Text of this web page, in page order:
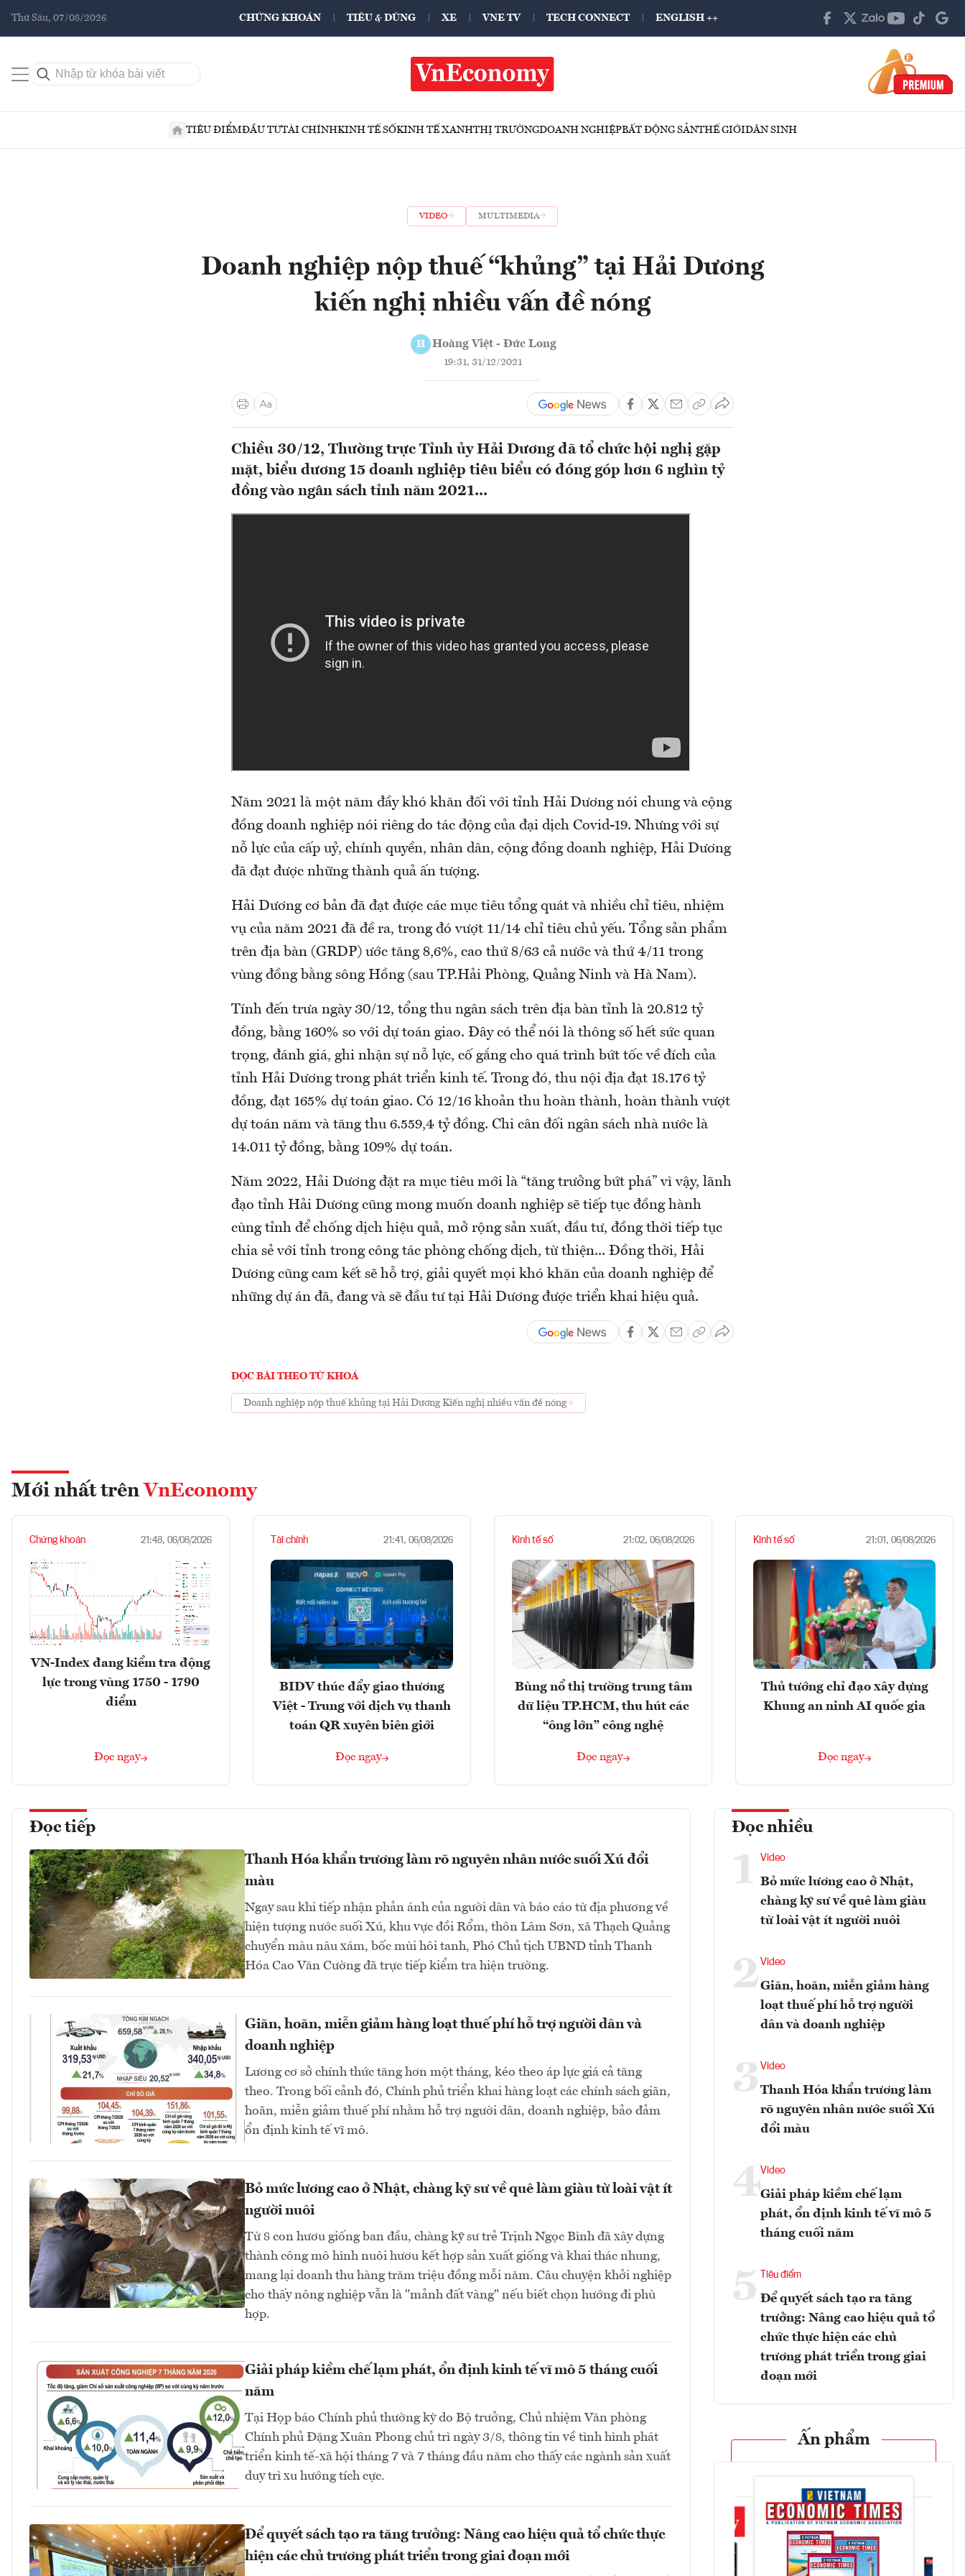
Thứ Sáu, 07/08/2026 CHỨNG KHOÁN TIÊU & DÙNG XE VNE TV TECH CONNECT ENGLISH ++
TIÊU ĐIỂMĐẦU TƯTÀI CHÍNHKINH TẾ SỐKINH TẾ XANHTHỊ TRƯỜNGDOANH NGHIỆPBẤT ĐỘNG SẢNTHẾ GIỚIDÂN SINH
VIDEO MULTIMEDIA
Doanh nghiệp nộp thuế “khủng” tại Hải Dương
kiến nghị nhiều vấn đề nóng
H Hoàng Việt - Đức Long
19:31, 31/12/2021
Chiều 30/12, Thường trực Tỉnh ủy Hải Dương đã tổ chức hội nghị gặp
mặt, biểu dương 15 doanh nghiệp tiêu biểu có đóng góp hơn 6 nghìn tỷ
đồng vào ngân sách tỉnh năm 2021...
Năm 2021 là một năm đầy khó khăn đối với tỉnh Hải Dương nói chung và cộng
đồng doanh nghiệp nói riêng do tác động của đại dịch Covid-19. Nhưng với sự
nỗ lực của cấp uỷ, chính quyền, nhân dân, cộng đồng doanh nghiệp, Hải Dương
đã đạt được những thành quả ấn tượng.
Hải Dương cơ bản đã đạt được các mục tiêu tổng quát và nhiều chỉ tiêu, nhiệm
vụ của năm 2021 đã đề ra, trong đó vượt 11/14 chỉ tiêu chủ yếu. Tổng sản phẩm
trên địa bàn (GRDP) ước tăng 8,6%, cao thứ 8/63 cả nước và thứ 4/11 trong
vùng đồng bằng sông Hồng (sau TP.Hải Phòng, Quảng Ninh và Hà Nam).
Tính đến trưa ngày 30/12, tổng thu ngân sách trên địa bàn tỉnh là 20.812 tỷ
đồng, bằng 160% so với dự toán giao. Đây có thể nói là thông số hết sức quan
trọng, đánh giá, ghi nhận sự nỗ lực, cố gắng cho quá trình bứt tốc về đích của
tỉnh Hải Dương trong phát triển kinh tế. Trong đó, thu nội địa đạt 18.176 tỷ
đồng, đạt 165% dự toán giao. Có 12/16 khoản thu hoàn thành, hoàn thành vượt
dự toán năm và tăng thu 6.559,4 tỷ đồng. Chi cân đối ngân sách nhà nước là
14.011 tỷ đồng, bằng 109% dự toán.
Năm 2022, Hải Dương đặt ra mục tiêu mới là “tăng trưởng bứt phá” vì vậy, lãnh
đạo tỉnh Hải Dương cũng mong muốn doanh nghiệp sẽ tiếp tục đồng hành
cùng tỉnh để chống dịch hiệu quả, mở rộng sản xuất, đầu tư, đồng thời tiếp tục
chia sẻ với tỉnh trong công tác phòng chống dịch, từ thiện... Đồng thời, Hải
Dương cũng cam kết sẽ hỗ trợ, giải quyết mọi khó khăn của doanh nghiệp để
những dự án đã, đang và sẽ đầu tư tại Hải Dương được triển khai hiệu quả.
ĐỌC BÀI THEO TỪ KHOÁ
Doanh nghiệp nộp thuế khủng tại Hải Dương Kiến nghị nhiều vấn đề nóng
Mới nhất trên VnEconomy
Chứng khoán 21:48, 06/08/2026
VN-Index đang kiểm tra động
lực trong vùng 1750 - 1790
điểm
Đọc ngay
Tài chính 21:41, 06/08/2026
BIDV thúc đẩy giao thương
Việt - Trung với dịch vụ thanh
toán QR xuyên biên giới
Đọc ngay
Kinh tế số 21:02, 06/08/2026
Bùng nổ thị trường trung tâm
dữ liệu TP.HCM, thu hút các
“ông lớn” công nghệ
Đọc ngay
Kinh tế số 21:01, 06/08/2026
Thủ tướng chỉ đạo xây dựng
Khung an ninh AI quốc gia
Đọc ngay
Đọc tiếp
Thanh Hóa khẩn trương làm rõ nguyên nhân nước suối Xú đổi
màu
Ngay sau khi tiếp nhận phản ánh của người dân và báo cáo từ địa phương về
hiện tượng nước suối Xú, khu vực đồi Rổm, thôn Lâm Sơn, xã Thạch Quảng
chuyển màu nâu xám, bốc mùi hôi tanh, Phó Chủ tịch UBND tỉnh Thanh
Hóa Cao Văn Cường đã trực tiếp kiểm tra hiện trường.
Giãn, hoãn, miễn giảm hàng loạt thuế phí hỗ trợ người dân và
doanh nghiệp
Lương cơ sở chính thức tăng hơn một tháng, kéo theo áp lực giá cả tăng
theo. Trong bối cảnh đó, Chính phủ triển khai hàng loạt các chính sách giãn,
hoãn, miễn giảm thuế phí nhằm hỗ trợ người dân, doanh nghiệp, bảo đảm
ổn định kinh tế vĩ mô.
Bỏ mức lương cao ở Nhật, chàng kỹ sư về quê làm giàu từ loài vật ít
người nuôi
Từ 8 con hươu giống ban đầu, chàng kỹ sư trẻ Trịnh Ngọc Bình đã xây dựng
thành công mô hình nuôi hươu kết hợp sản xuất giống và khai thác nhung,
mang lại doanh thu hàng trăm triệu đồng mỗi năm. Câu chuyện khởi nghiệp
cho thấy nông nghiệp vẫn là "mảnh đất vàng" nếu biết chọn hướng đi phù
hợp.
Giải pháp kiềm chế lạm phát, ổn định kinh tế vĩ mô 5 tháng cuối
năm
Tại Họp báo Chính phủ thường kỳ do Bộ trưởng, Chủ nhiệm Văn phòng
Chính phủ Đặng Xuân Phong chủ trì ngày 3/8, thông tin về tình hình phát
triển kinh tế-xã hội tháng 7 và 7 tháng đầu năm cho thấy các ngành sản xuất
duy trì xu hướng tích cực.
Để quyết sách tạo ra tăng trưởng: Nâng cao hiệu quả tổ chức thực
hiện các chủ trương phát triển trong giai đoạn mới
Đọc nhiều
1 Video
Bỏ mức lương cao ở Nhật,
chàng kỹ sư về quê làm giàu
từ loài vật ít người nuôi
2Video
Giãn, hoãn, miễn giảm hàng
loạt thuế phí hỗ trợ người
dân và doanh nghiệp
3 Video
Thanh Hóa khẩn trương làm
rõ nguyên nhân nước suối Xú
đổi màu
4Video
Giải pháp kiềm chế lạm
phát, ổn định kinh tế vĩ mô 5
tháng cuối năm
5 Tiêu điểm
Để quyết sách tạo ra tăng
trưởng: Nâng cao hiệu quả tổ
chức thực hiện các chủ
trương phát triển trong giai
đoạn mới
Ấn phẩm